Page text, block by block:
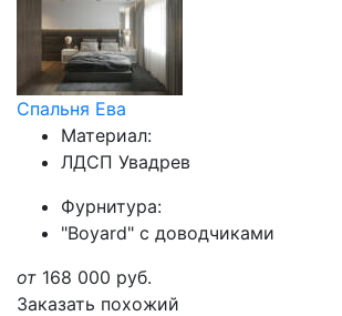
Спальня Ева
Материал:
ЛДСП Увадрев
Фурнитура:
"Boyard" с доводчиками
от 168 000 руб.
Заказать похожий